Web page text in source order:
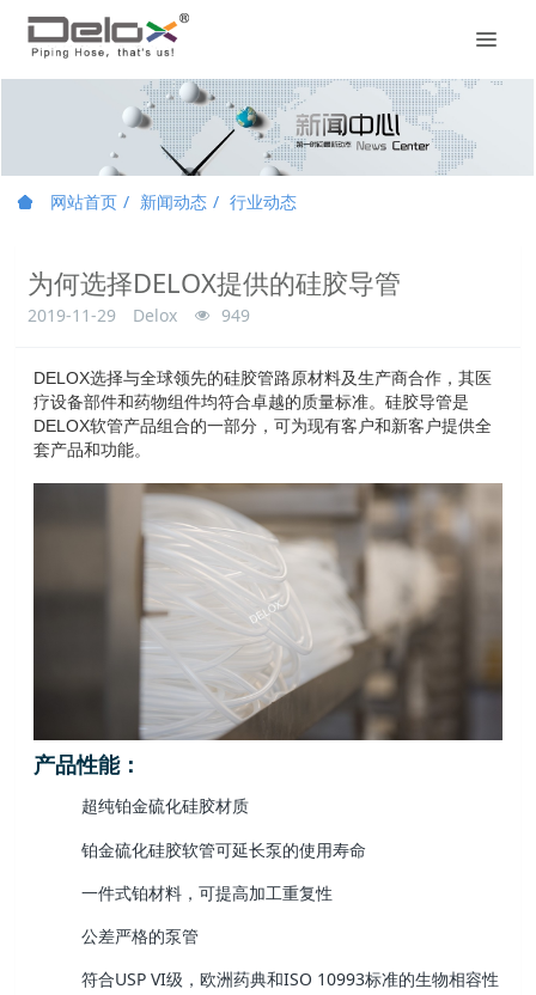
网站首页 新闻动态 行业动态
为何选择DELOX提供的硅胶导管
2019-11-29 Delox 949
DELOX选择与全球领先的硅胶管路原材料及生产商合作，其医
疗设备部件和药物组件均符合卓越的质量标准。硅胶导管是
DELOX软管产品组合的一部分，可为现有客户和新客户提供全
套产品和功能。
产品性能：
超纯铂金硫化硅胶材质
铂金硫化硅胶软管可延长泵的使用寿命
一件式铂材料，可提高加工重复性
公差严格的泵管
符合USP VI级，欧洲药典和ISO 10993标准的生物相容性